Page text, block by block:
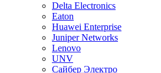
Delta Electronics
Eaton
Huawei Enterprise
Juniper Networks
Lenovo
UNV
Сайбер Электро